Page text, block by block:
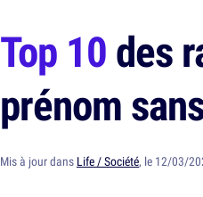
Top 10des
prénom
Mis à jour dans Life / Société, le 12/03/